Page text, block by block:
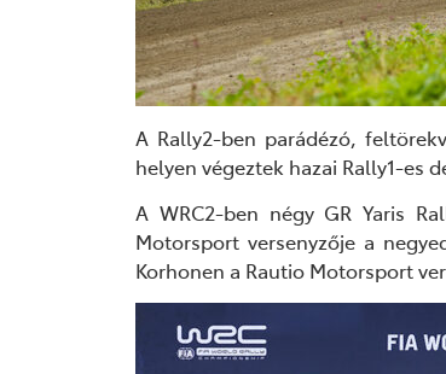
A Rally2-ben parádézó,
helyen végeztek hazai Rally1-es
A WRC2-ben négy GR Yaris
Motorsport versenyzője a
Korhonen a Rautio Motorsport